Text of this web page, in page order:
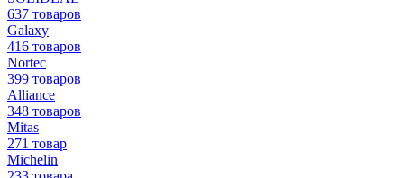
637 товаров
Galaxy
416 товаров
Nortec
399 товаров
Alliance
348 товаров
Mitas
271 товар
Michelin